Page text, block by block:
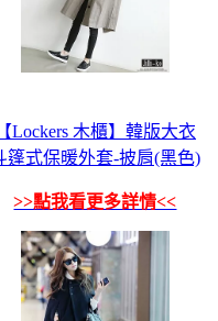
【Lockers 木櫃】韓版大衣
篷式保暖外套-披肩(黑色)
>>點我看更多詳情<<